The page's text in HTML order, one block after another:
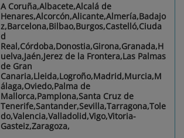
A Coruña,Albacete,Alcalá de
Henares,Alcorcón,Alicante,Almería,Badajo
z,Barcelona,Bilbao,Burgos,Castelló,Ciuda
d
Real,Córdoba,Donostia,Girona,Granada,H
uelva,Jaén,Jerez de la Frontera,Las Palmas
de Gran
Canaria,Lleida,Logroño,Madrid,Murcia,M
álaga,Oviedo,Palma de
Mallorca,Pamplona,Santa Cruz de
Tenerife,Santander,Sevilla,Tarragona,Tole
do,Valencia,Valladolid,Vigo,Vitoria-
Gasteiz,Zaragoza,